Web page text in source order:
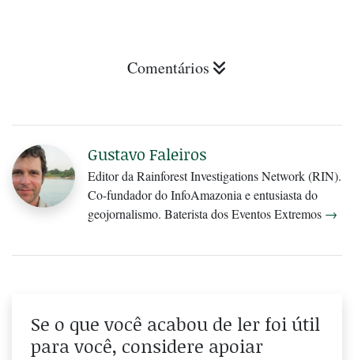
Comentários
Gustavo Faleiros
Editor da Rainforest Investigations Network (RIN).
Co-fundador do InfoAmazonia e entusiasta do
geojornalismo. Baterista dos Eventos Extremos →
Se o que você acabou de ler foi útil
para você, considere apoiar